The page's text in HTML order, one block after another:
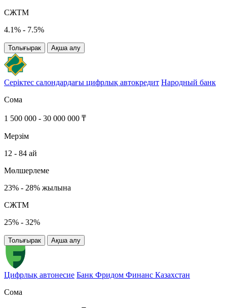
СЖТМ
4.1% - 7.5%
Толығырак Ақша алу
Серіктес салондардағы цифрлық автокредит Народный банк
Сома
1 500 000 - 30 000 000 ₸
Мерзім
12 - 84 ай
Мөлшерлеме
23% - 28% жылына
СЖТМ
25% - 32%
Толығырак Ақша алу
Цифрлық автонесие Банк Фридом Финанс Казахстан
Сома